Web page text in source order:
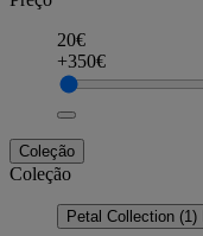
20€
+350€
Coleção
Coleção
Petal Collection (1)